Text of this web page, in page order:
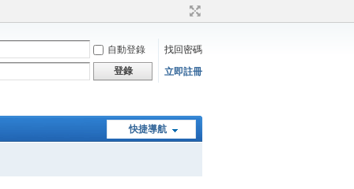
自動登錄
找回密碼
登錄
立即註冊
快捷導航